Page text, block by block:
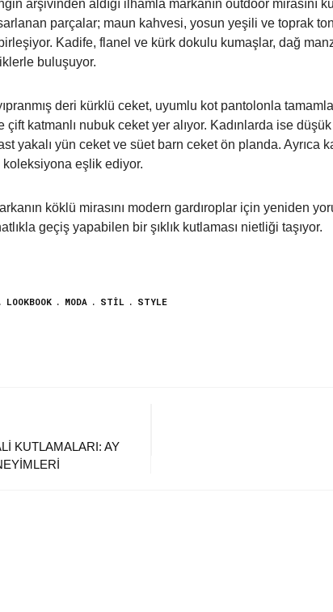
arşivinden aldığı ilhamla markanın outdoor mirasını
parçalar; maun kahvesi, yosun yeşili ve toprak
Kadife, flanel ve kürk dokulu kumaşlar, dağ
buluşuyor.
deri kürklü ceket, uyumlu kot pantolonla
çift katmanlı nubuk ceket yer alıyor. Kadınlarda ise düşük
yakalı yün ceket ve süet barn ceket ön planda. Ayrıca
eşlik ediyor.
köklü mirasını modern gardıroplar için yeniden
geçiş yapabilen bir şıklık kutlaması nietliği taşıyor.
LOOKBOOK MODA STIL STYLE
KUTLAMALARI: AY